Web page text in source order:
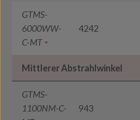
GTMS-
6000WW-
C-MT
4242
Mittlerer Abstrahlwinkel
GTMS-
1100NM-C-
943